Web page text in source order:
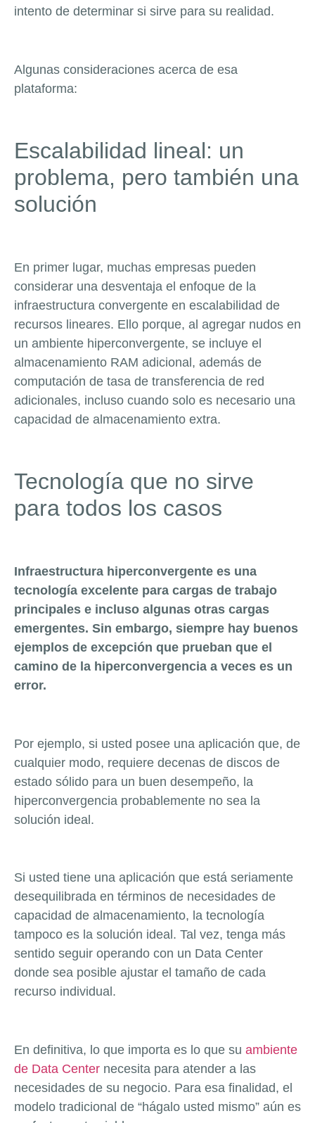
intento de determinar si sirve para su realidad.
Algunas consideraciones acerca de esa
plataforma:
Escalabilidad lineal: un
problema, pero también una
solución
En primer lugar, muchas empresas pueden
considerar una desventaja el enfoque de la
infraestructura convergente en escalabilidad de
recursos lineares. Ello porque, al agregar nudos en
un ambiente hiperconvergente, se incluye el
almacenamiento RAM adicional, además de
computación de tasa de transferencia de red
adicionales, incluso cuando solo es necesario una
capacidad de almacenamiento extra.
Tecnología que no sirve
para todos los casos
Infraestructura hiperconvergente es una
tecnología excelente para cargas de trabajo
principales e incluso algunas otras cargas
emergentes. Sin embargo, siempre hay buenos
ejemplos de excepción que prueban que el
camino de la hiperconvergencia a veces es un
error.
Por ejemplo, si usted posee una aplicación que, de
cualquier modo, requiere decenas de discos de
estado sólido para un buen desempeño, la
hiperconvergencia probablemente no sea la
solución ideal.
Si usted tiene una aplicación que está seriamente
desequilibrada en términos de necesidades de
capacidad de almacenamiento, la tecnología
tampoco es la solución ideal. Tal vez, tenga más
sentido seguir operando con un Data Center
donde sea posible ajustar el tamaño de cada
recurso individual.
En definitiva, lo que importa es lo que su ambiente
de Data Center necesita para atender a las
necesidades de su negocio. Para esa finalidad, el
modelo tradicional de “hágalo usted mismo” aún es